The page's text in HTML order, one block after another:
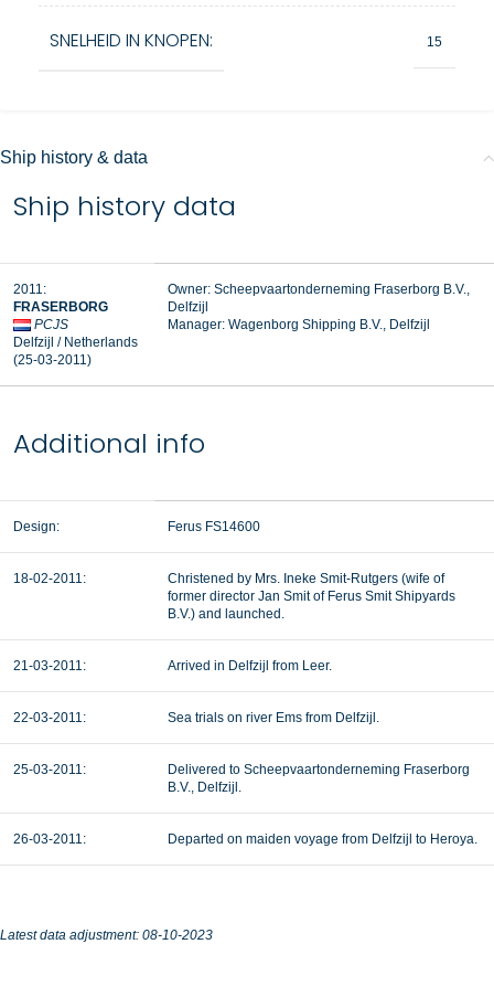
SNELHEID IN KNOPEN: 15
Ship history & data
Ship history data
2011:
FRASERBORG
PCJS
Delfzijl / Netherlands
(25-03-2011)
Owner: Scheepvaartonderneming Fraserborg B.V.,
Delfzijl
Manager: Wagenborg Shipping B.V., Delfzijl
Additional info
Design: Ferus FS14600
18-02-2011:
Christened by Mrs. Ineke Smit-Rutgers (wife of
former director Jan Smit of Ferus Smit Shipyards
B.V.) and launched.
21-03-2011: Arrived in Delfzijl from Leer.
22-03-2011: Sea trials on river Ems from Delfzijl.
25-03-2011:
Delivered to Scheepvaartonderneming Fraserborg
B.V., Delfzijl.
26-03-2011: Departed on maiden voyage from Delfzijl to Heroya.
Latest data adjustment: 08-10-2023